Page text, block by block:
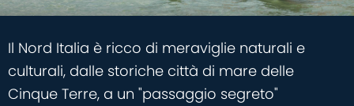
Il Nord Italia è ricco di meraviglie naturali e
culturali, dalle storiche città di mare delle
Cinque Terre, a un "passaggio segreto"